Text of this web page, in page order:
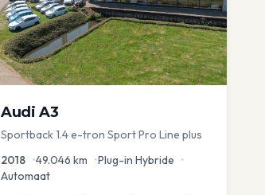
Audi A3
Sportback 1.4 e-tron Sport Pro Line plus
2018 •49.046 km •Plug-in Hybride •
Automaat